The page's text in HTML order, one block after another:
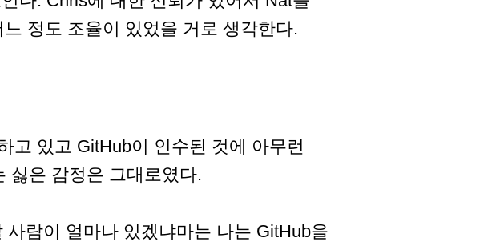
정도 조율이 있었을 거로 생각한다.
고 있고 GitHub이 인수된 것에 아무런
싫은 감정은 그대로였다.
람이 얼마나 있겠냐마는 나는 GitHub을